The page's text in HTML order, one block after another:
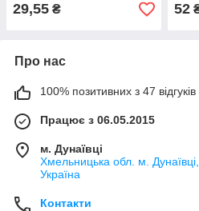
29,55 ₴ 52
Про нас
100% позитивних з 47 відгуків
Працює з 06.05.2015
м. Дунаївці
Хмельницька обл. м.
Україна
Контакти